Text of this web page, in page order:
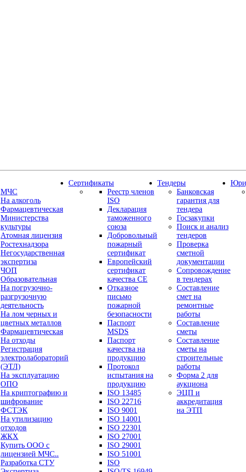
МЧС
На алкоголь
Фармацевтическая
Министерства
культуры
Атомная лицензия
Ростехнадзора
Негосударственная
экспертиза
ЧОП
Образовательная
На погрузочно-
разгрузочную
деятельность
На лом черных и
цветных металлов
Фармацевтическая
На отходы
Регистрация
электролабораторий
(ЭТЛ)
На эксплуатацию
ОПО
На криптографию и
шифрование
ФСТЭК
На утилизацию
отходов
ЖКХ
Купить ООО с
лицензией МЧС..
Разработка СТУ
Сертификаты
Реестр членов
ISO
Декларация
таможенного
союза
Добровольный
пожарный
сертификат
Европейский
сертификат
качества СЕ
Отказное
письмо
пожарной
безопасности
Паспорт
МSDS
Паспорт
качества на
продукцию
Протокол
испытания на
продукцию
ISO 13485
ISO 22716
ISO 9001
ISO 14001
ISO 22301
ISO 27001
ISO 29001
ISO 51001
ISO
Тендеры
Банковская
гарантия для
тендера
Госзакупки
Поиск и анализ
тендеров
Проверка
сметной
документации
Сопровождение
в тендерах
Составление
смет на
ремонтные
работы
Составление
сметы
Составление
сметы на
строительные
работы
Форма 2 для
аукциона
ЭЦП и
аккредитация
на ЭТП